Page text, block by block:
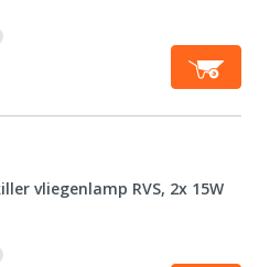
vliegenlamp RVS, 2x 15W